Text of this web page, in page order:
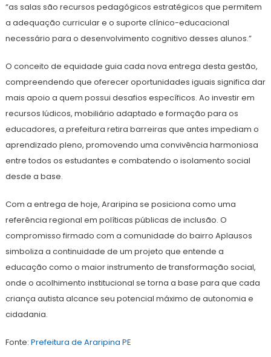
“as salas são recursos pedagógicos estratégicos que permitem
a adequação curricular e o suporte clínico-educacional
necessário para o desenvolvimento cognitivo desses alunos.”
​O conceito de equidade guia cada nova entrega desta gestão,
compreendendo que oferecer oportunidades iguais significa dar
mais apoio a quem possui desafios específicos. Ao investir em
recursos lúdicos, mobiliário adaptado e formação para os
educadores, a prefeitura retira barreiras que antes impediam o
aprendizado pleno, promovendo uma convivência harmoniosa
entre todos os estudantes e combatendo o isolamento social
desde a base.
​Com a entrega de hoje, Araripina se posiciona como uma
referência regional em políticas públicas de inclusão. O
compromisso firmado com a comunidade do bairro Aplausos
simboliza a continuidade de um projeto que entende a
educação como o maior instrumento de transformação social,
onde o acolhimento institucional se torna a base para que cada
criança autista alcance seu potencial máximo de autonomia e
cidadania.
Fonte: Prefeitura de Araripina PE